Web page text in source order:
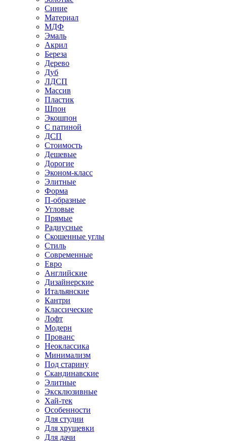
Синие
Материал
МДФ
Эмаль
Акрил
Береза
Дерево
Дуб
ЛДСП
Массив
Пластик
Шпон
Экошпон
С патиной
ДСП
Стоимость
Дешевые
Дорогие
Эконом-класс
Элитные
Форма
П-образные
Угловые
Прямые
Радиусные
Скошенные углы
Стиль
Современные
Евро
Английские
Дизайнерские
Итальянские
Кантри
Классические
Лофт
Модерн
Прованс
Неоклассика
Минимализм
Под старину
Скандинавские
Элитные
Эксклюзивные
Хай-тек
Особенности
Для студии
Для хрущевки
Для дачи